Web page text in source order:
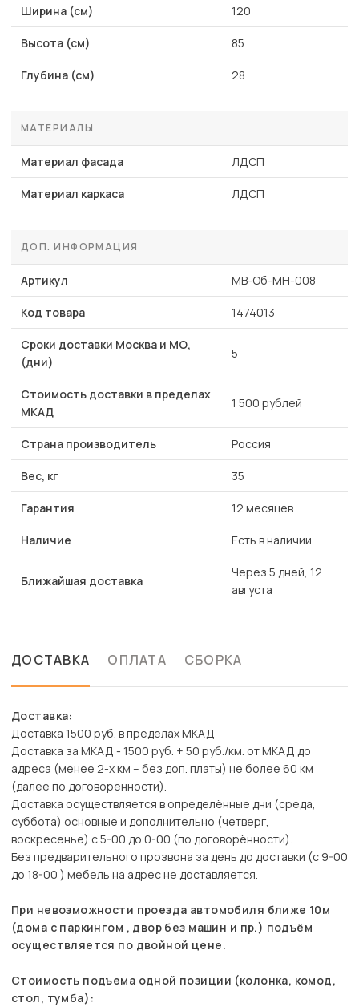
Ширина (см) 120
Высота (см) 85
Глубина (см) 28
МАТЕРИАЛЫ
Материал фасада ЛДСП
Материал каркаса ЛДСП
ДОП. ИНФОРМАЦИЯ
Артикул MB-Об-МН-008
Код товара 1474013
Сроки доставки Москва и МО,
(дни)
5
Стоимость доставки в пределах
МКАД
1 500 рублей
Страна производитель Россия
Вес, кг 35
Гарантия 12 месяцев
Наличие Есть в наличии
Ближайшая доставка
Через 5 дней, 12
августа
ДОСТАВКА ОПЛАТА СБОРКА
Доставка:
Доставка 1500 руб. в пределах МКАД
Доставка за МКАД - 1500 руб. + 50 руб./км. от МКАД до
адреса (менее 2-х км – без доп. платы) не более 60 км
(далее по договорённости).
Доставка осуществляется в определённые дни (среда,
суббота) основные и дополнительно (четверг,
воскресенье) с 5-00 до 0-00 (по договорённости).
Без предварительного прозвона за день до доставки (с 9-00
до 18-00 ) мебель на адрес не доставляется.
При невозможности проезда автомобиля ближе 10м
(дома с паркингом , двор без машин и пр.) подъём
осуществляется по двойной цене.
Стоимость подъема одной позиции (колонка, комод,
стол, тумба):